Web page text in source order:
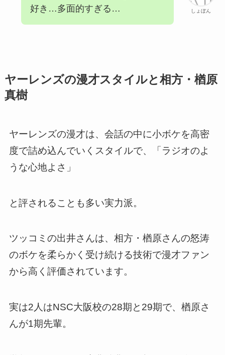
しょぼん
好き…多面的すぎる…
ヤーレンズの漫才スタイルと相方・楢原
真樹
ヤーレンズの漫才は、会話の中に小ボケを高密
度で詰め込んでいくスタイルで、「ラジオのよ
うな心地よさ」
と評されることも多い実力派。
ツッコミの出井さんは、相方・楢原さんの怒涛
のボケを柔らかく受け続ける技術で漫才ファン
から高く評価されています。
実は2人はNSC大阪校の28期と29期で、楢原さ
んが1期先輩。